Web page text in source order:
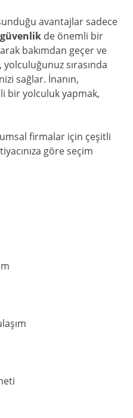
avantajlar sadece
güvenlik de önemli bir
bakımdan geçer ve
sırasında
sağlar. İnanın,
bir yolculuk yapmak,
firmalar için çeşitli
göre seçim